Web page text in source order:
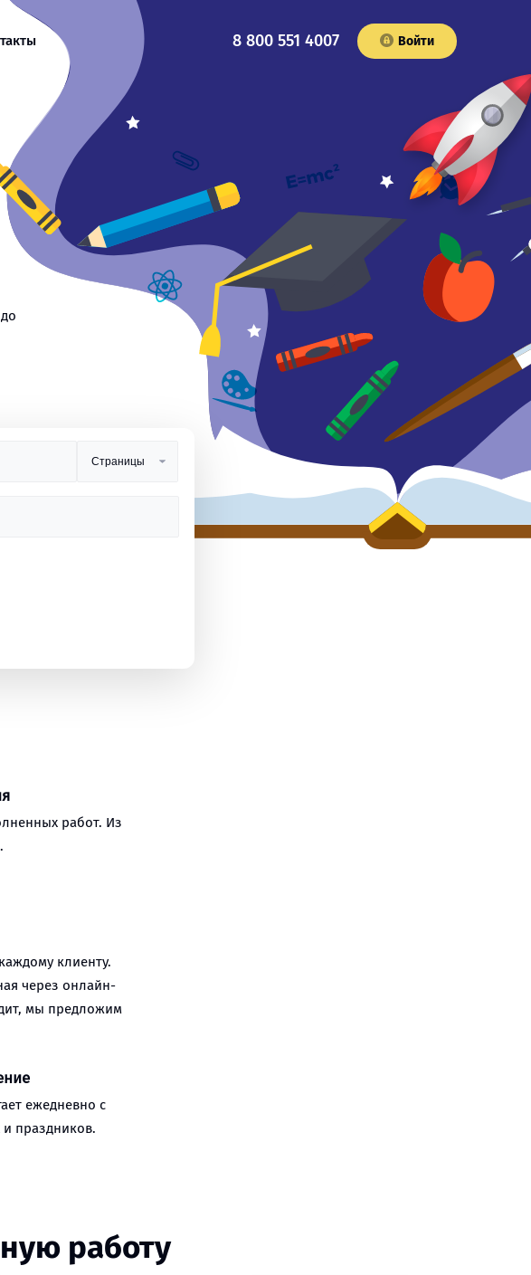
8 800 551 4007 Войти
работ. Из
клиенту.
через онлайн-
мы предложим
ежедневно с
и праздников.
работу